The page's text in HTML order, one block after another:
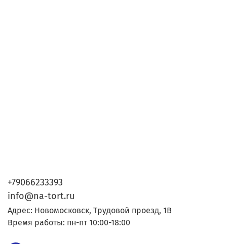
+79066233393
info@na-tort.ru
Адрес: Новомосковск, Трудовой проезд, 1В
Время работы: пн-пт 10:00-18:00